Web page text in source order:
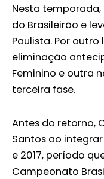
Nesta temporada,
do Brasileirão e
Paulista. Por
eliminação
Feminino e outra
terceira fase.
Antes do retorno,
Santos ao
e 2017, período
Campeonato